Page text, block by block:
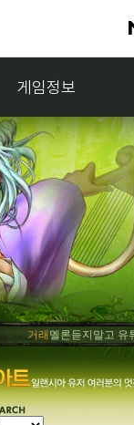
게임정보
멜론듣지말고 유튜브